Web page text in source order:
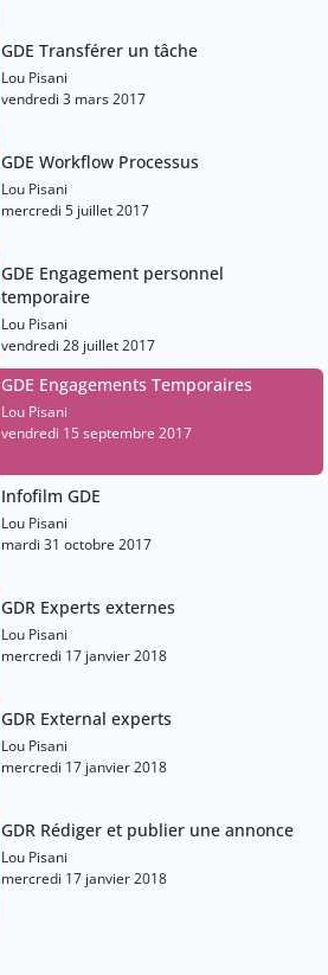
GDE Transférer un tâche
Lou Pisani
vendredi 3 mars 2017
GDE Workflow Processus
Lou Pisani
mercredi 5 juillet 2017
GDE Engagement personnel
temporaire
Lou Pisani
vendredi 28 juillet 2017
GDE Engagements Temporaires
Lou Pisani
vendredi 15 septembre 2017
Infofilm GDE
Lou Pisani
mardi 31 octobre 2017
GDR Experts externes
Lou Pisani
mercredi 17 janvier 2018
GDR External experts
Lou Pisani
mercredi 17 janvier 2018
GDR Rédiger et publier une annonce
Lou Pisani
mercredi 17 janvier 2018